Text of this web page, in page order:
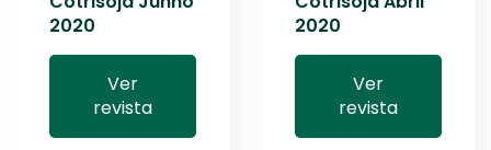
2020
Ver
revista
2020
Ver
revista